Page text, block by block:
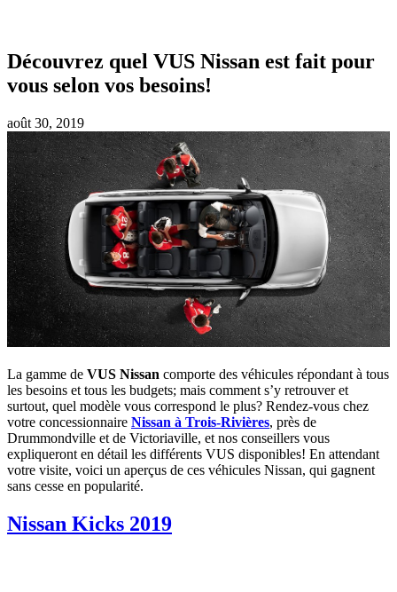
Découvrez quel VUS Nissan est fait pour
vous selon vos besoins!
août 30, 2019
La gamme de VUS Nissan comporte des véhicules répondant à tous
les besoins et tous les budgets; mais comment s’y retrouver et
surtout, quel modèle vous correspond le plus? Rendez-vous chez
votre concessionnaire Nissan à Trois-Rivières, près de
Drummondville et de Victoriaville, et nos conseillers vous
expliqueront en détail les différents VUS disponibles! En attendant
votre visite, voici un aperçus de ces véhicules Nissan, qui gagnent
sans cesse en popularité.
Nissan Kicks 2019